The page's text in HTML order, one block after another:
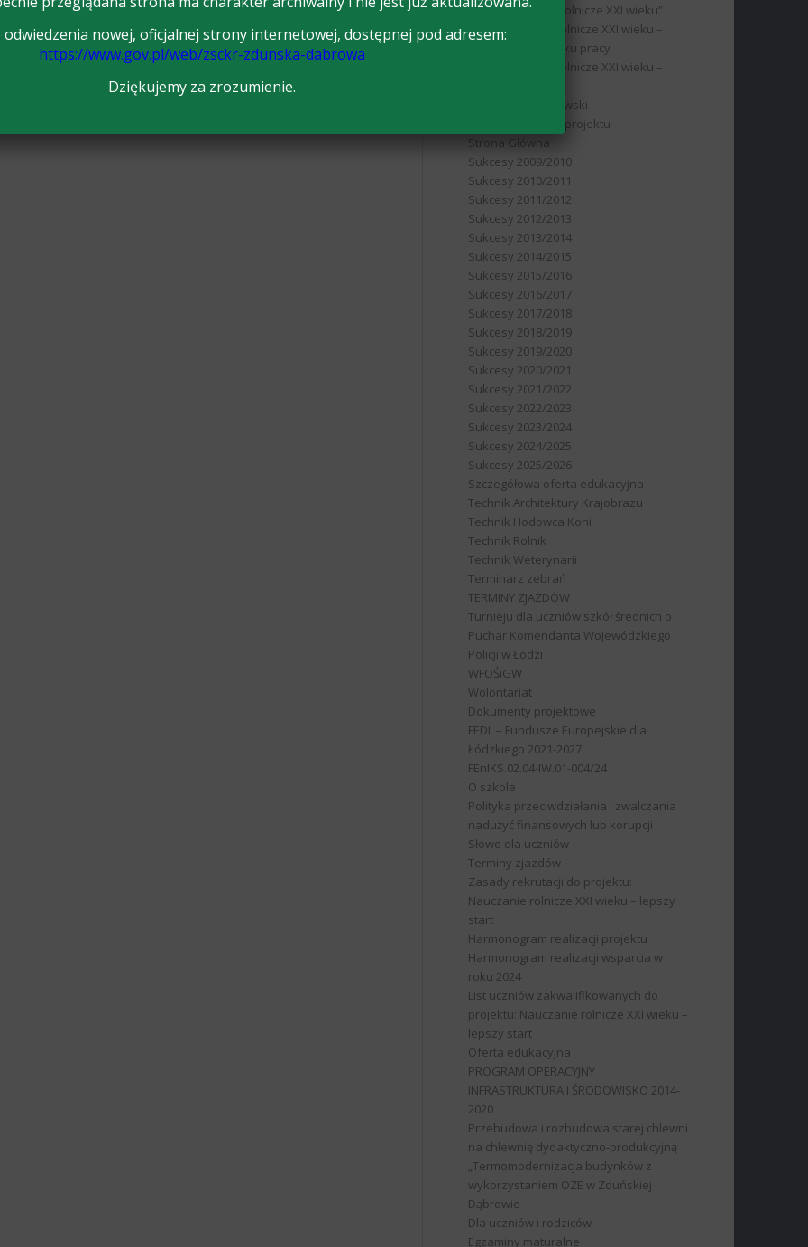
RPO „Nauczanie rolnicze XXI wieku”
RPO Nauczanie rolnicze XXI wieku –
absolwent na rynku pracy
RPO Nauczanie rolnicze XXI wieku –
Samorząd Uczniowski
Stopień realizacji projektu
Strona Główna
Sukcesy 2009/2010
Sukcesy 2010/2011
Sukcesy 2011/2012
Sukcesy 2012/2013
Sukcesy 2013/2014
Sukcesy 2014/2015
Sukcesy 2015/2016
Sukcesy 2016/2017
Sukcesy 2017/2018
Sukcesy 2018/2019
Sukcesy 2019/2020
Sukcesy 2020/2021
Sukcesy 2021/2022
Sukcesy 2022/2023
Sukcesy 2023/2024
Sukcesy 2024/2025
Sukcesy 2025/2026
Szczegółowa oferta edukacyjna
Technik Architektury Krajobrazu
Technik Hodowca Koni
Technik Rolnik
Technik Weterynarii
Terminarz zebrań
TERMINY ZJAZDÓW
Turnieju dla uczniów szkół średnich o
Puchar Komendanta Wojewódzkiego
Policji w Łodzi
WFOŚiGW
Wolontariat
Dokumenty projektowe
FEDL – Fundusze Europejskie dla
Łódzkiego 2021-2027
FEnIKS.02.04-IW.01-004/24
O szkole
Polityka przeciwdziałania i zwalczania
nadużyć finansowych lub korupcji
Słowo dla uczniów
Terminy zjazdów
Zasady rekrutacji do projektu:
Nauczanie rolnicze XXI wieku – lepszy
start
Harmonogram realizacji projektu
Harmonogram realizacji wsparcia w
roku 2024
List uczniów zakwalifikowanych do
projektu: Nauczanie rolnicze XXI wieku –
lepszy start
Oferta edukacyjna
PROGRAM OPERACYJNY
INFRASTRUKTURA I ŚRODOWISKO 2014-
2020
Przebudowa i rozbudowa starej chlewni
na chlewnię dydaktyczno-produkcyjną
„Termomodernizacja budynków z
wykorzystaniem OZE w Zduńskiej
Dąbrowie
Dla uczniów i rodziców
Egzaminy maturalne
odwiedzenia nowej, oficjalnej strony internetowej, dostępnej pod adresem:
https://www.gov.pl/web/zsckr-zdunska-dabrowa
Dziękujemy za zrozumienie.